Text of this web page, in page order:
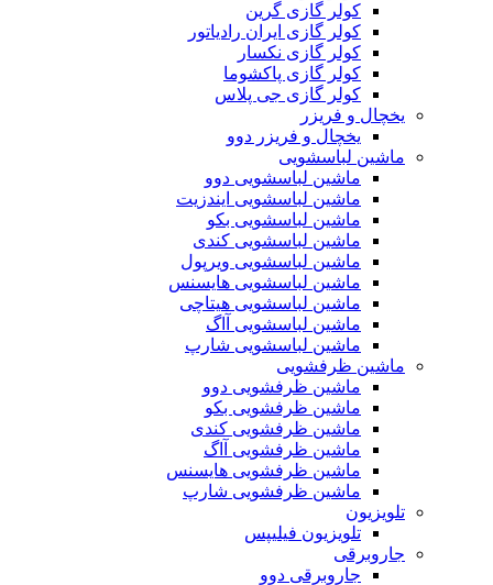
کولر گازی گرین
کولر گازی ایران رادیاتور
کولر گازی نکسار
کولر گازی پاکشوما
کولر گازی جی پلاس
یخچال و فریزر
یخچال و فریزر دوو
ماشین لباسشویی
ماشین لباسشویی دوو
ماشین لباسشویی ایندزیت
ماشین لباسشویی بکو
ماشین لباسشویی کندی
ماشین لباسشویی ویرپول
ماشین لباسشویی هایسنس
ماشین لباسشویی هیتاچی
ماشین لباسشویی آاگ
ماشین لباسشویی شارپ
ماشین ظرفشویی
ماشین ظرفشویی دوو
ماشین ظرفشویی بکو
ماشین ظرفشویی کندی
ماشین ظرفشویی آاگ
ماشین ظرفشویی هایسنس
ماشین ظرفشویی شارپ
تلویزیون
تلویزیون فیلیپس
جاروبرقی
جاروبرقی دوو